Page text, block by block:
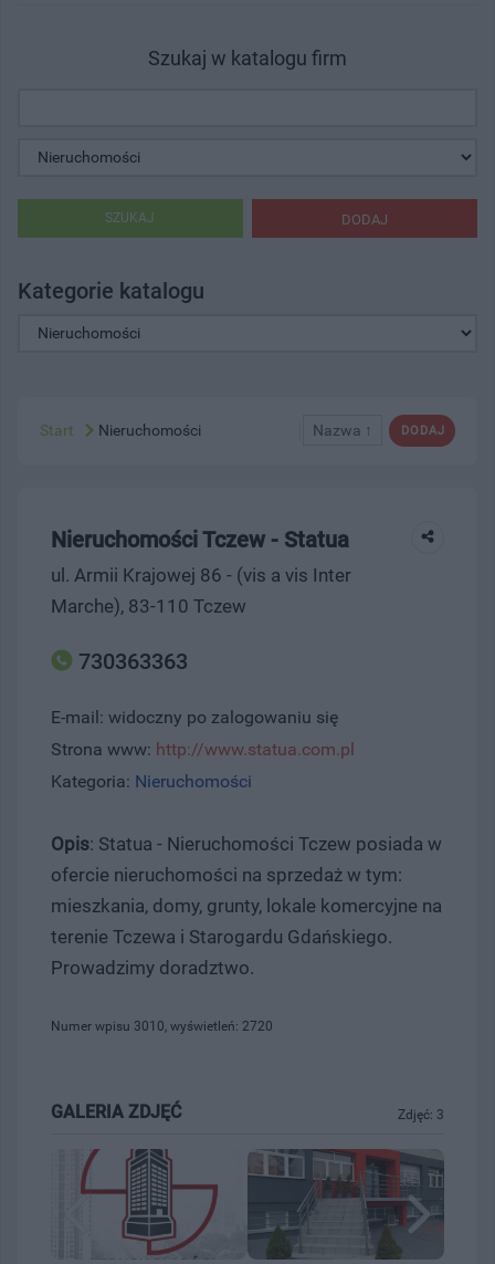
Szukaj w katalogu firm
DODAJ
SZUKAJ
Kategorie katalogu
DODAJ
Nazwa ↑
Start Nieruchomości
Nieruchomości Tczew - Statua
ul. Armii Krajowej 86 - (vis a vis Inter
Marche), 83-110 Tczew
730363363
E-mail: widoczny po zalogowaniu się
Strona www: http://www.statua.com.pl
Kategoria: Nieruchomości
Opis: Statua - Nieruchomości Tczew posiada w
ofercie nieruchomości na sprzedaż w tym:
mieszkania, domy, grunty, lokale komercyjne na
terenie Tczewa i Starogardu Gdańskiego.
Prowadzimy doradztwo.
Numer wpisu 3010, wyświetleń: 2720
Zdjęć: 3
GALERIA ZDJĘĆ